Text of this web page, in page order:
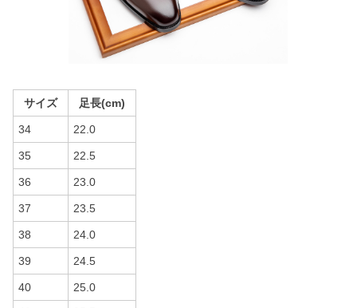
サイズ 足長(cm)
34 22.0
35 22.5
36 23.0
37 23.5
38 24.0
39 24.5
40 25.0